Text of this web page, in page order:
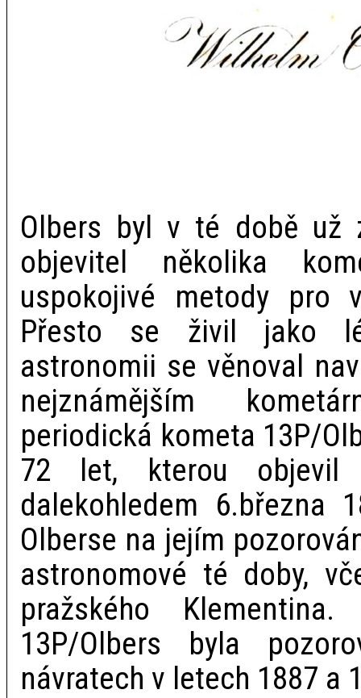
Olbers byl v té době už
objevitel několika
uspokojivé metody pro
Přesto se živil jako
astronomii se věnoval
nejznámějším
periodická kometa 13P/
72 let, kterou objevil
dalekohledem 6.března
Olberse na jejím
astronomové té doby,
pražského
13P/Olbers byla
návratech v letech 1887 a